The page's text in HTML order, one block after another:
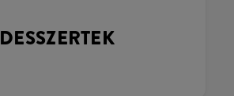
DESSZERTEK